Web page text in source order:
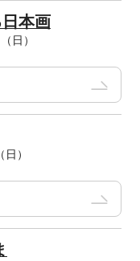
本画
日）
）